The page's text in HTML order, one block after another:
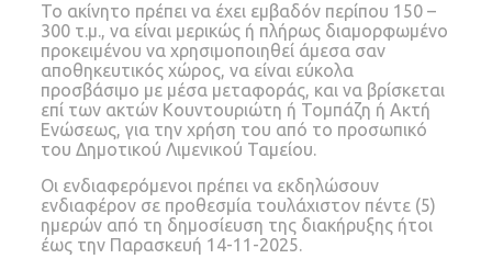
Το ακίνητο πρέπει να έχει εμβαδόν περίπου 150 –
300 τ.μ., να είναι μερικώς ή πλήρως διαμορφωμένο
προκειμένου να χρησιμοποιηθεί άμεσα σαν
αποθηκευτικός χώρος, να είναι εύκολα
προσβάσιμο με μέσα μεταφοράς, και να βρίσκεται
επί των ακτών Κουντουριώτη ή Τομπάζη ή Ακτή
Ενώσεως, για την χρήση του από το προσωπικό
του Δημοτικού Λιμενικού Ταμείου.
Οι ενδιαφερόμενοι πρέπει να εκδηλώσουν
ενδιαφέρον σε προθεσμία τουλάχιστον πέντε (5)
ημερών από τη δημοσίευση της διακήρυξης ήτοι
έως την Παρασκευή 14-11-2025.